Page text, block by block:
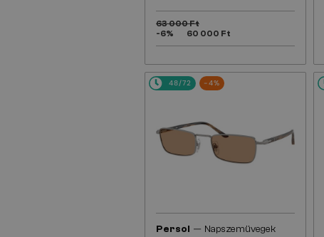
63 000 Ft
-6%
60 000 Ft
48/72 -4%
Persol — Napszemüvegek